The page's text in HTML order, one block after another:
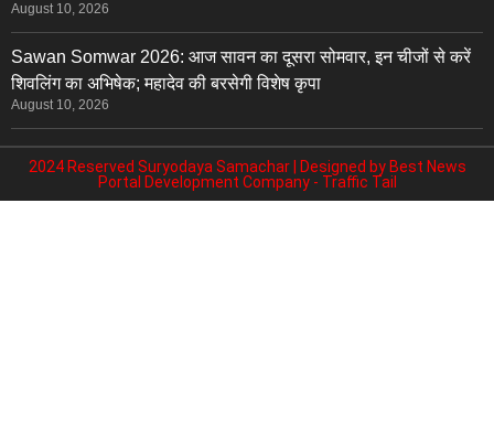
August 10, 2026
Sawan Somwar 2026: आज सावन का दूसरा सोमवार, इन चीजों से करें
शिवलिंग का अभिषेक; महादेव की बरसेगी विशेष कृपा
August 10, 2026
2024 Reserved Suryodaya Samachar | Designed by Best News
Portal Development Company- Traffic Tail